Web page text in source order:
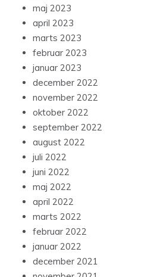
maj 2023
april 2023
marts 2023
februar 2023
januar 2023
december 2022
november 2022
oktober 2022
september 2022
august 2022
juli 2022
juni 2022
maj 2022
april 2022
marts 2022
februar 2022
januar 2022
december 2021